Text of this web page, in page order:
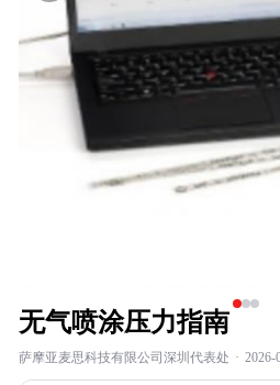
无气喷涂压力指南
萨摩亚麦思科技有限公司深圳代表处 · 2026-